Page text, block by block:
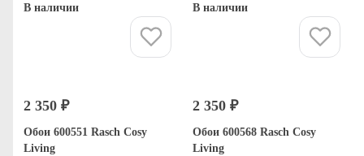
В наличии В наличии
2 350 ₽
Обои 600551 Rasch Cosy
Living
2 350 ₽
Обои 600568 Rasch Cosy
Living